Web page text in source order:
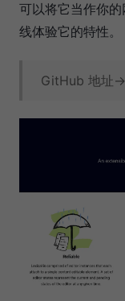
可以将它当作你
线体验它的特性。
GitHub 地址→